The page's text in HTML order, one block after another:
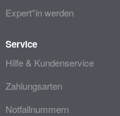
Expert*in werden
Service
Hilfe & Kundenservice
Zahlungsarten
Notfallnummern